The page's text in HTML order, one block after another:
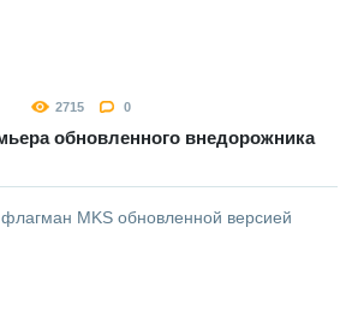
2715 0
обновленного внедорожника